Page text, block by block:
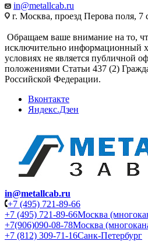
in@metallcab.ru
г. Москва, проезд Перова поля, 7
Обращаем ваше внимание на то,
исключительно информационный
условиях не является публичной
положениями Статьи 437 (2)
Российской Федерации.
Вконтакте
Яндекс.Дзен
in@metallcab.ru
+7 (495) 721-89-66
+7 (495) 721-89-66Москва
+7(906)090-08-78Москва
+7 (812) 309-71-16Санк-Петербург